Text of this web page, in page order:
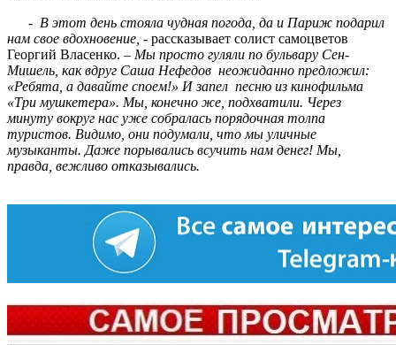
- В этот день стояла чудная погода, да и Париж подарил
нам свое вдохновение, - рассказывает солист самоцветов
Георгий Власенко. – Мы просто гуляли по бульвару Сен-
Мишель, как вдруг Саша Нефедов неожиданно предложил:
«Ребята, а давайте споем!» И запел песню из кинофильма
«Три мушкетера». Мы, конечно же, подхватили. Через
минуту вокруг нас уже собралась порядочная толпа
туристов. Видимо, они подумали, что мы уличные
музыканты. Даже порывались всучить нам денег! Мы,
правда, вежливо отказывались.